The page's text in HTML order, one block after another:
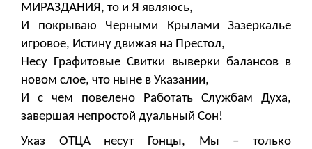
МИРАЗДАНИЯ, то и Я являюсь,
И покрываю Черными Крылами Зазеркалье
игровое, Истину движая на Престол,
Несу Графитовые Свитки выверки балансов в
новом слое, что ныне в Указании,
И с чем повелено Работать Службам Духа,
завершая непростой дуальный Сон!
Указ ОТЦА несут Гонцы, Мы – только